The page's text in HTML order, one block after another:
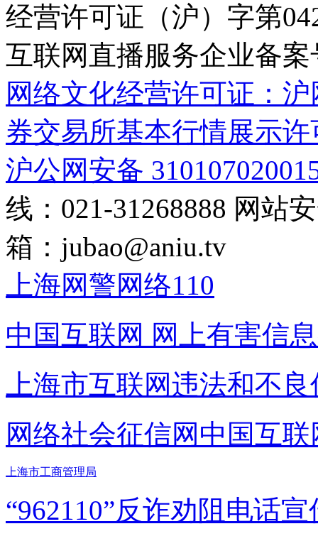
经营许可证（沪）字第
互联网直播服务企业备案
网络文化经营许可证：
券交易所基本行情展示许
沪公网安备
线：021-31268888 网站
箱： jubao@aniu.tv
上海网警网络110
中国互联网 网上有害信
上海市互联网违法和不
网络社会征信网 中国互
上海市工商管理局
“962110”反诈劝阻电话宣